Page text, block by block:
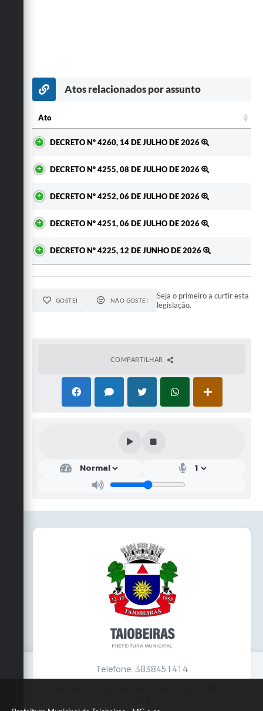
Atos relacionados por assunto
Ato
DECRETO Nº 4260, 14 DE JULHO DE 2026
DECRETO Nº 4255, 08 DE JULHO DE 2026
DECRETO Nº 4252, 06 DE JULHO DE 2026
DECRETO Nº 4251, 06 DE JULHO DE 2026
DECRETO Nº 4225, 12 DE JUNHO DE 2026
GOSTEI NÃO GOSTEI
Seja o primeiro a curtir esta
legislação.
COMPARTILHAR
Telefone: 3838451414